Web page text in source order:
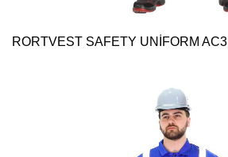
RORTVEST SAFETY UNİFORM AC3